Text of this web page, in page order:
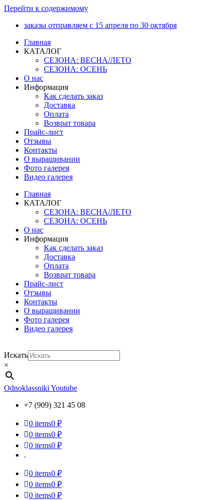
Перейти к содержимому
заказы отправляем с 15 апреля по 30 октября
Главная
КАТАЛОГ
СЕЗОНА: ВЕСНА/ЛЕТО
СЕЗОНА: ОСЕНЬ
О нас
Информация
Как сделать заказ
Доставка
Оплата
Возврат товара
Прайс-лист
Отзывы
Контакты
О выращивании
Фото галерея
Видео галерея
Главная
КАТАЛОГ
СЕЗОНА: ВЕСНА/ЛЕТО
СЕЗОНА: ОСЕНЬ
О нас
Информация
Как сделать заказ
Доставка
Оплата
Возврат товара
Прайс-лист
Отзывы
Контакты
О выращивании
Фото галерея
Видео галерея
Искать
×
Odnoklassniki Youtube
+7 (909) 321 45 08
0 items0 ₽
0 items0 ₽
0 items0 ₽
.
0 items0 ₽
0 items0 ₽
0 items0 ₽